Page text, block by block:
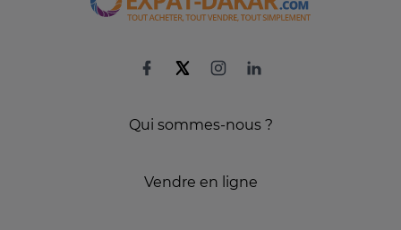
Qui sommes-nous ?
Vendre en ligne